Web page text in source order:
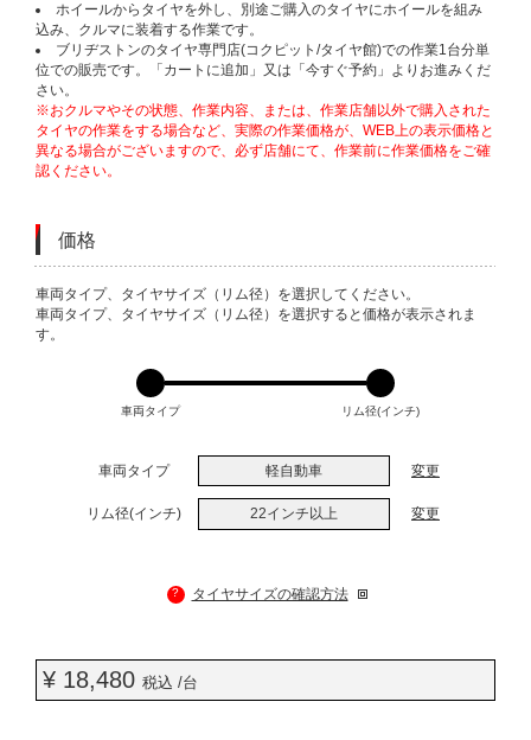
ホイールからタイヤを外し、別途ご購入のタイヤにホイールを組み
込み、クルマに装着する作業です。
ブリヂストンのタイヤ専門店(コクピット/タイヤ館)での作業1台分単
位での販売です。「カートに追加」又は「今すぐ予約」よりお進みくだ
さい。
※おクルマやその状態、作業内容、または、作業店舗以外で購入された
タイヤの作業をする場合など、実際の作業価格が、WEB上の表示価格と
異なる場合がございますので、必ず店舗にて、作業前に作業価格をご確
認ください。
価格
VARIATIONS
車両タイプ、タイヤサイズ（リム径）を選択してください。
車両タイプ、タイヤサイズ（リム径）を選択すると価格が表示されま
す。
車両タイプ リム径(インチ)
車両タイプ 軽自動車 変更
リム径(インチ) 22インチ以上 変更
? タイヤサイズの確認方法
¥ 18,480 税込 /台